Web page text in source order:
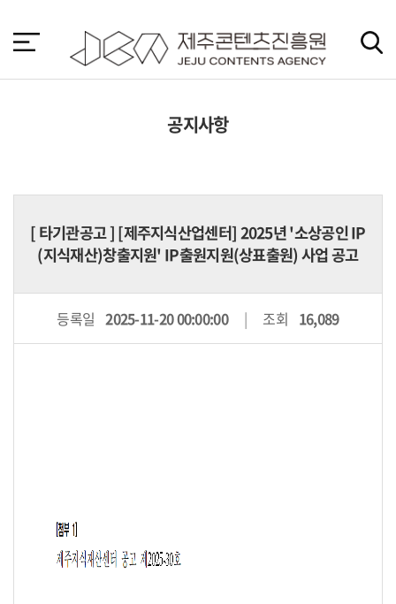
바
가
공지사항
[타기관공고] [제주지식산업센터] 2025년 '소상공인 IP
(지식재산)창출지원' IP출원지원(상표출원) 사업 공고
등록일 2025-11-20 00:00:00 조회 16,089